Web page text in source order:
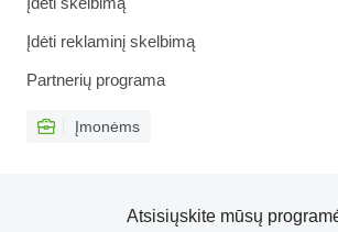
Įdėti reklaminį skelbimą
Partnerių programa
Įmonėms
Atsisiųskite mūsų